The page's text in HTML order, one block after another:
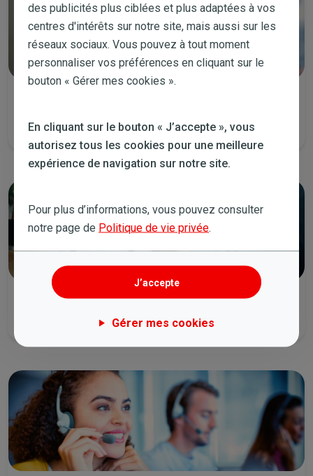
14:00.
Envoyez-nous un email
Nous vous contacterons dans les plus brefs délais.
des publicités plus ciblées et plus adaptées à vos
centres d'intérêts sur notre site, mais aussi sur les
réseaux sociaux. Vous pouvez à tout moment
personnaliser vos préférences en cliquant sur le
bouton « Gérer mes cookies ».
En cliquant sur le bouton « J’accepte », vous
autorisez tous les cookies pour une meilleure
expérience de navigation sur notre site.
Pour plus d’informations, vous pouvez consulter
notre page de Politique de vie privée.
J’accepte
Gérer mes cookies